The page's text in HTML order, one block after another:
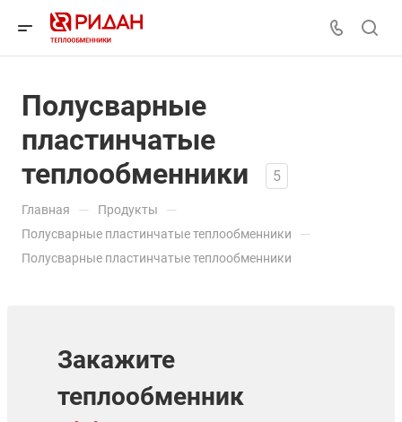
Полусварные
пластинчатые
теплообменники
5
Главная — Продукты —
Полусварные пластинчатые теплообменники —
Полусварные пластинчатые теплообменники
Закажите
теплообменник